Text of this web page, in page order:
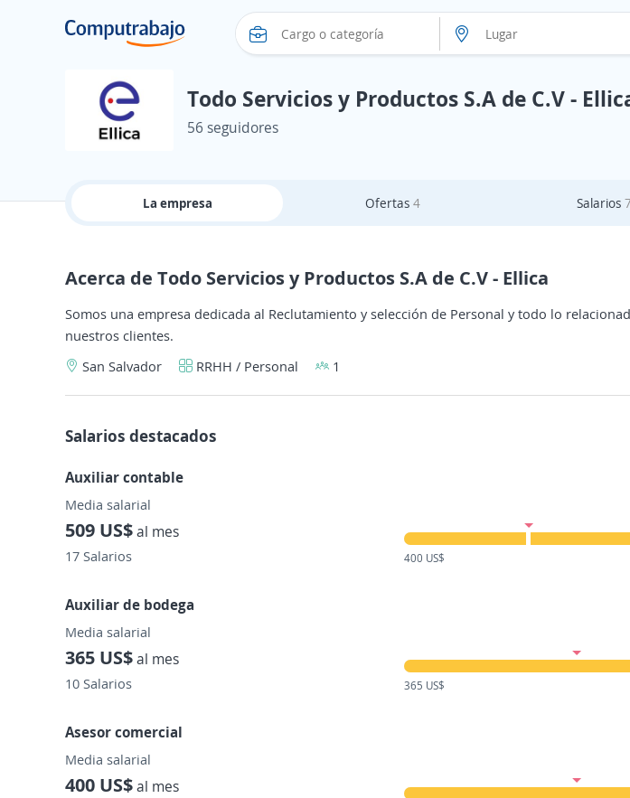
Todo Servicios y Productos S.A de C.V -
56 seguidores
La empresa Ofertas 4 Salarios
Acerca de Todo Servicios y Productos S.A de C.V - Ellica
Somos una empresa dedicada al Reclutamiento y selección de Personal y todo lo
nuestros clientes.
San Salvador
RRHH / Personal 1
Salarios destacados
Auxiliar contable
Media salarial
509 US$al mes
17 Salarios 400 US$
Auxiliar de bodega
Media salarial
365 US$al mes
10 Salarios 365 US$
Asesor comercial
Media salarial
400 US$al mes